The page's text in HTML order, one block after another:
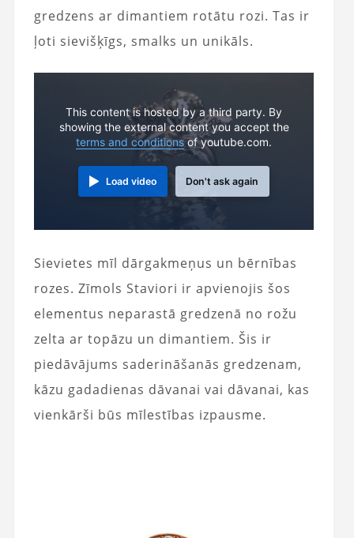
gredzens ar dimantiem rotātu rozi. Tas ir
ļoti sievišķīgs, smalks un unikāls.
This content is hosted by a third party. By
showing the external content you accept the
terms and conditionsof youtube.com.
Load video Don't ask again
Sievietes mīl dārgakmeņus un bērnības
rozes. Zīmols Staviori ir apvienojis šos
elementus neparastā gredzenā no rožu
zelta ar topāzu un dimantiem. Šis ir
piedāvājums saderināšanās gredzenam,
kāzu gadadienas dāvanai vai dāvanai, kas
vienkārši būs mīlestības izpausme.